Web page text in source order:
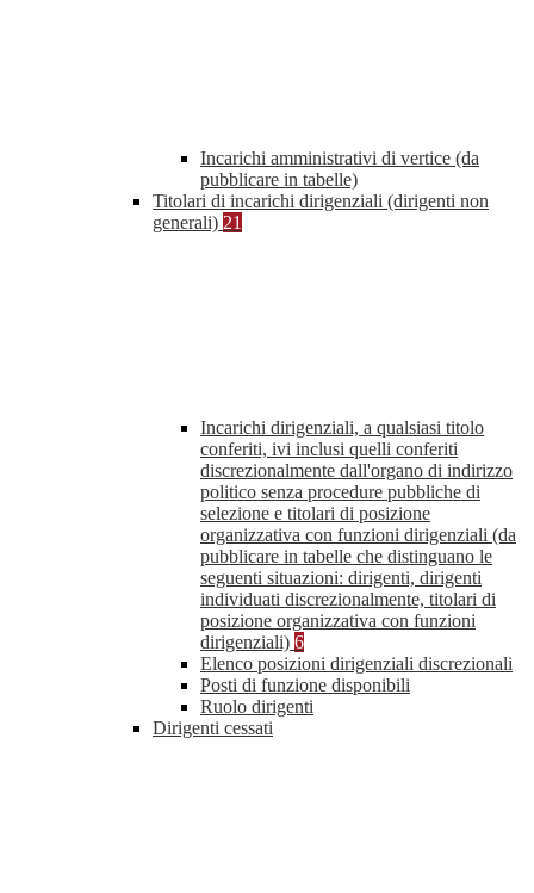
Incarichi amministrativi di vertice (da
pubblicare in tabelle)
Titolari di incarichi dirigenziali (dirigenti non
generali) 21
Incarichi dirigenziali, a qualsiasi titolo
conferiti, ivi inclusi quelli conferiti
discrezionalmente dall'organo di indirizzo
politico senza procedure pubbliche di
selezione e titolari di posizione
organizzativa con funzioni dirigenziali (da
pubblicare in tabelle che distinguano le
seguenti situazioni: dirigenti, dirigenti
individuati discrezionalmente, titolari di
posizione organizzativa con funzioni
dirigenziali) 6
Elenco posizioni dirigenziali discrezionali
Posti di funzione disponibili
Ruolo dirigenti
Dirigenti cessati